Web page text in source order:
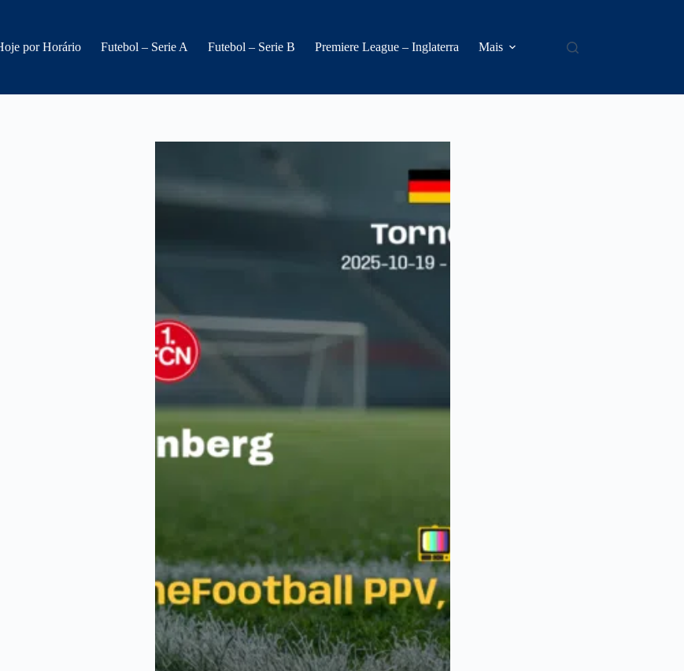
por Horário Futebol – Serie A Futebol – Serie B Premiere League – Inglaterra Mais